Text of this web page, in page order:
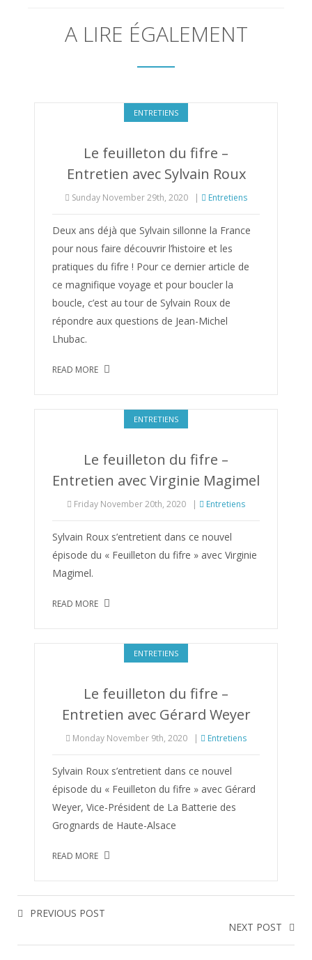
A LIRE ÉGALEMENT
ENTRETIENS
Le feuilleton du fifre –
Entretien avec Sylvain Roux
Sunday November 29th, 2020 | Entretiens
Deux ans déjà que Sylvain sillonne la France
pour nous faire découvrir l’histoire et les
pratiques du fifre ! Pour ce dernier article de
ce magnifique voyage et pour boucler la
boucle, c’est au tour de Sylvain Roux de
répondre aux questions de Jean-Michel
Lhubac.
READ MORE
ENTRETIENS
Le feuilleton du fifre –
Entretien avec Virginie Magimel
Friday November 20th, 2020 | Entretiens
Sylvain Roux s’entretient dans ce nouvel
épisode du « Feuilleton du fifre » avec Virginie
Magimel.
READ MORE
ENTRETIENS
Le feuilleton du fifre –
Entretien avec Gérard Weyer
Monday November 9th, 2020 | Entretiens
Sylvain Roux s’entretient dans ce nouvel
épisode du « Feuilleton du fifre » avec Gérard
Weyer, Vice-Président de La Batterie des
Grognards de Haute-Alsace
READ MORE
PREVIOUS POST
NEXT POST